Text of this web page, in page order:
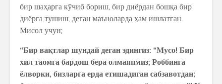
бир шаҳарга кўчиб бориш, бир диёрдан бошқа бир
диёрга тушиш, деган маъноларда ҳам ишлатган.
Мисол учун;
“Бир вақтлар шундай деган эдингиз: “Мусо! Бир
хил таомга бардош бера олмаяпмиз; Роббинга
ёлворки, бизларга ерда етишадиган сабзавотдан;